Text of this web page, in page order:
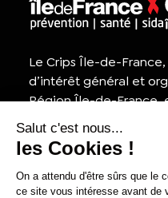
Le Crips Île-de-
d’intérêt général et
Région Île-de-France,
matière de prévention
santé, ainsi que dans